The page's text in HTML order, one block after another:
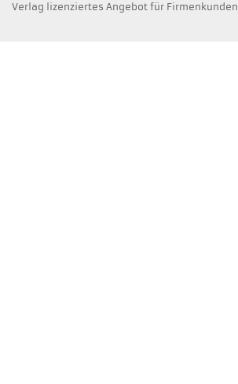
Verlag lizenziertes Angebot für Firmenkunden